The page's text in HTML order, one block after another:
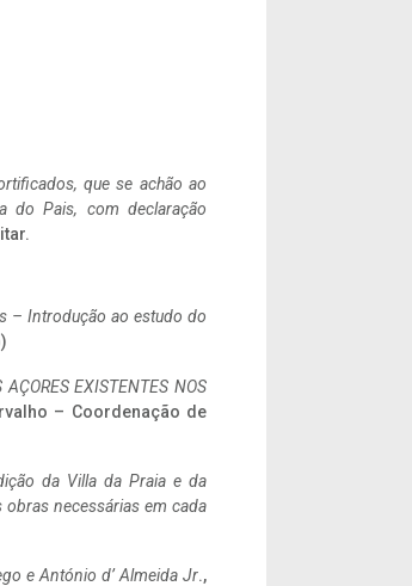
que se achão ao
do Pais, com declaração
– Introdução ao estudo do
AÇORES EXISTENTES NOS
– Coordenação de
da Villa da Praia e da
necessárias em cada
e António d’ Almeida Jr.,